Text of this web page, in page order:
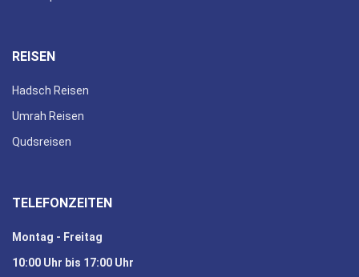
REISEN
Hadsch Reisen
Umrah Reisen
Qudsreisen
TELEFONZEITEN
Montag - Freitag
10:00 Uhr bis 17:00 Uhr